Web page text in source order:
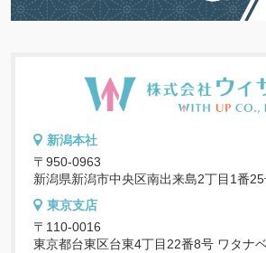
新潟本社
〒950-0963
新潟県新潟市中央区南出来島2丁目1番
東京支店
〒110-0016
東京都台東区台東4丁目22番8号 ワタナ